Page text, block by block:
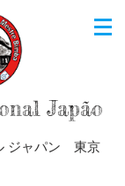
Japão
ジャパン 東京